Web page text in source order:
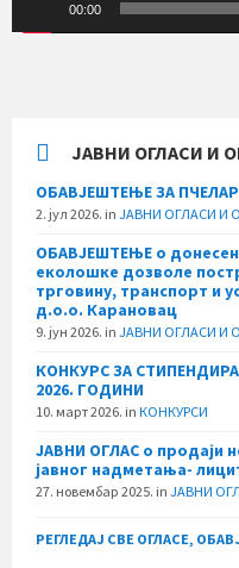
00:00
ЈАВНИ ОГЛАСИ И
ОБАВЈЕШТЕЊЕ ЗА
2. јул 2026. in ЈАВНИ ОГЛАСИ И
ОБАВЈЕШТЕЊЕ о
еколошке дозволе
трговину, транспорт и
д.о.о. Карановац
9. јун 2026. in ЈАВНИ ОГЛАСИ И
КОНКУРС ЗА
2026. ГОДИНИ
10. март 2026. in КОНКУРСИ
ЈАВНИ ОГЛАС о продаји
јавног надметања-
27. новембар 2025. in ЈАВНИ
РЕГЛЕДАЈ СВЕ ОГЛАСЕ,